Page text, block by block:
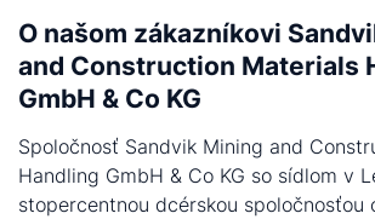
O našom zákazníkovi
and Construction Materials
GmbH & Co KG
Spoločnosť Sandvik Mining and
Handling GmbH & Co KG so sídlom v
stopercentnou dcérskou spoločnosťou